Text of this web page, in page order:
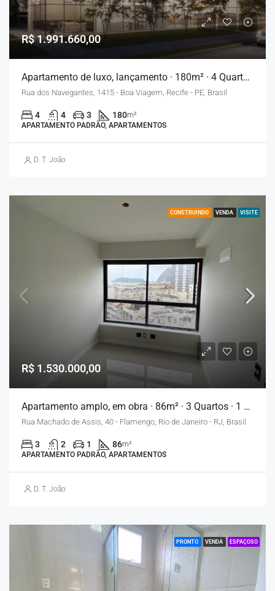
R$ 1.991.660,00
Apartamento de luxo, lançamento · 180m² · 4 Quartos · 3 Vagas – Recife
Rua dos Navegantes, 1415 - Boa Viagem, Recife - PE, Brasil
4 4 3 180m²
APARTAMENTO PADRÃO, APARTAMENTOS
D. T. João
CONSTRUINDO VENDA VISITE
R$ 1.530.000,00
Apartamento amplo, em obra · 86m² · 3 Quartos · 1 Vaga – Flamengo
Rua Machado de Assis, 40 - Flamengo, Rio de Janeiro - RJ, Brasil
3 2 1 86m²
APARTAMENTO PADRÃO, APARTAMENTOS
D. T. João
PRONTO VENDA ESPAÇOSO